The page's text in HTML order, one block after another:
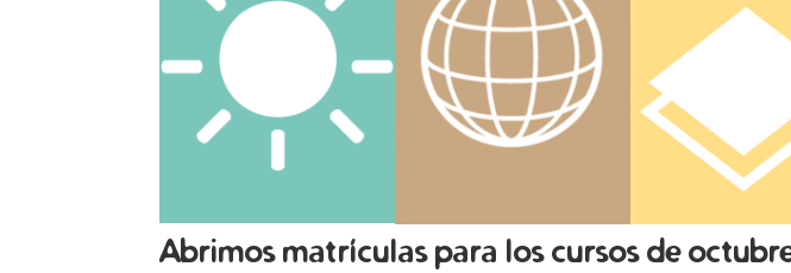
Abrimos matrículas para los cursos de